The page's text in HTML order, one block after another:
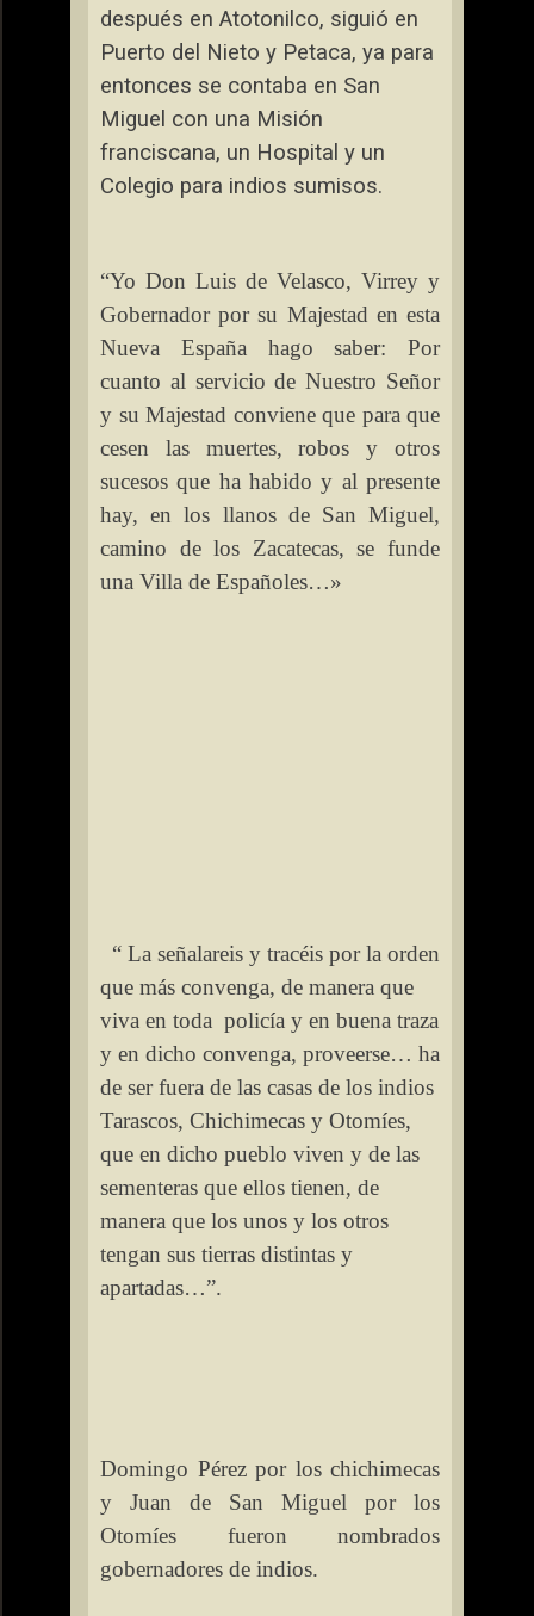
después en Atotonilco, siguió en
Puerto del Nieto y Petaca, ya para
entonces se contaba en San
Miguel con una Misión
franciscana, un Hospital y un
Colegio para indios sumisos.
“Yo Don Luis de Velasco, Virrey y
Gobernador por su Majestad en esta
Nueva España hago saber: Por
cuanto al servicio de Nuestro Señor
y su Majestad conviene que para que
cesen las muertes, robos y otros
sucesos que ha habido y al presente
hay, en los llanos de San Miguel,
camino de los Zacatecas, se funde
una Villa de Españoles…»
“ La señalareis y tracéis por la orden
que más convenga, de manera que
viva en toda policía y en buena traza
y en dicho convenga, proveerse… ha
de ser fuera de las casas de los indios
Tarascos, Chichimecas y Otomíes,
que en dicho pueblo viven y de las
sementeras que ellos tienen, de
manera que los unos y los otros
tengan sus tierras distintas y
apartadas…”.
Domingo Pérez por los chichimecas
y Juan de San Miguel por los
Otomíes fueron nombrados
gobernadores de indios.